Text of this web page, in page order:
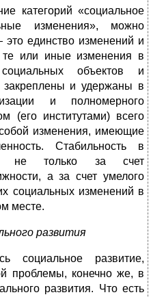
категорий «социальное
изменения», можно
это единство изменений и
те или иные изменения в
объектов и
и удержаны в
и полномерного
(его институтами) всего
изменения, имеющие
Стабильность в
не только за счет
а за счет умелого
социальных изменений в
месте.
развития
социальное развитие,
проблемы, конечно же, в
развития. Что есть